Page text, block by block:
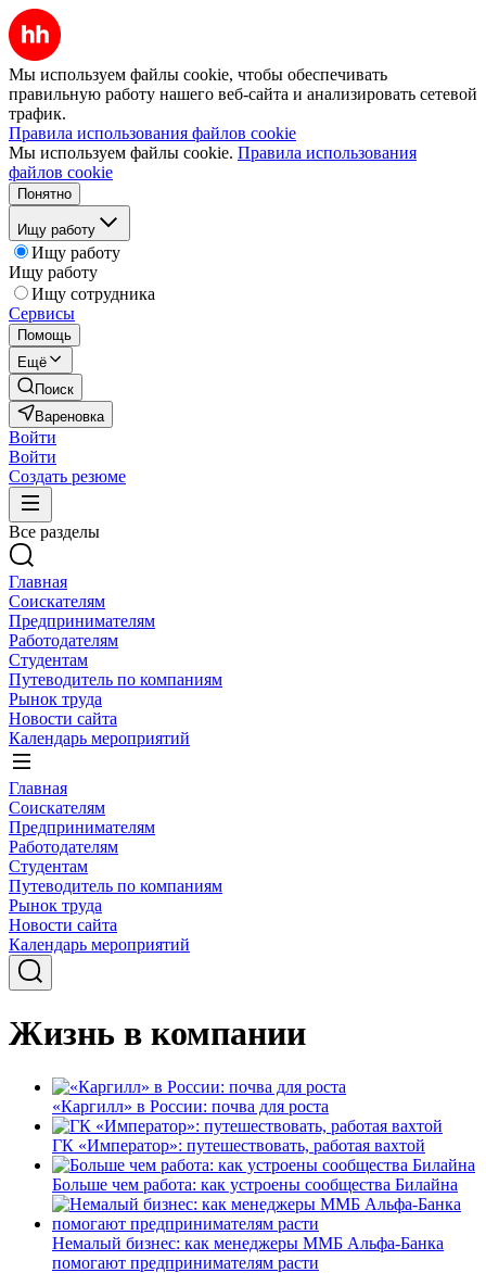
Мы используем файлы cookie, чтобы обеспечивать
правильную работу нашего веб-сайта и анализировать сетевой
трафик.
Правила использования файлов cookie
Мы используем файлы cookie. Правила использования
файлов cookie
Понятно
Ищу работу
Ищу работу
Ищу работу
Ищу сотрудника
Сервисы
Помощь
Ещё
Поиск
Вареновка
Войти
Войти
Создать резюме
Все разделы
Главная
Соискателям
Предпринимателям
Работодателям
Студентам
Путеводитель по компаниям
Рынок труда
Новости сайта
Календарь мероприятий
Главная
Соискателям
Предпринимателям
Работодателям
Студентам
Путеводитель по компаниям
Рынок труда
Новости сайта
Календарь мероприятий
Жизнь в компании
«Каргилл» в России: почва для роста
ГК «Император»: путешествовать, работая вахтой
Больше чем работа: как устроены сообщества Билайна
Немалый бизнес: как менеджеры ММБ Альфа-Банка
помогают предпринимателям расти